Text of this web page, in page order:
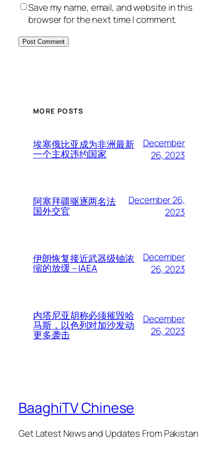
Save my name, email, and website in this
browser for the next time I comment.
MORE POSTS
埃塞俄比亚成为非洲最新
一个主权违约国家
December
26, 2023
阿塞拜疆驱逐两名法
国外交官
December 26,
2023
伊朗恢复接近武器级铀浓
缩的放缓 – IAEA
December
26, 2023
内塔尼亚胡称必须摧毁哈
马斯，以色列对加沙发动
更多袭击
December
26, 2023
BaaghiTV Chinese
Get Latest News and Updates From Pakistan